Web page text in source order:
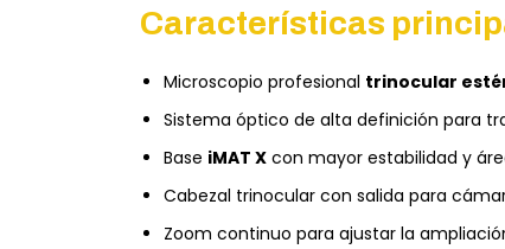
Características
Microscopio profesional trinocular
Sistema óptico de alta definición para
Base iMAT X con mayor estabilidad y
Cabezal trinocular con salida para
Zoom continuo para ajustar la